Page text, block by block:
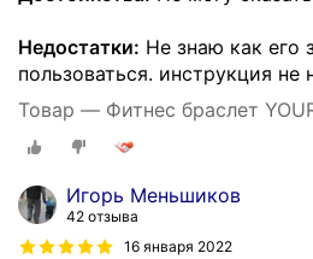
Недостатки: Не знаю как его
пользоваться. инструкция не
Товар — Фитнес браслет
Игорь Меньшиков
42 отзыва
16 января 2022